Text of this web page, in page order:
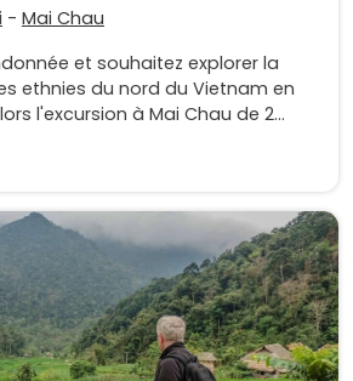
- Mai Chau
et souhaitez explorer la
ethnies du nord du Vietnam en
l'excursion à Mai Chau de 2...